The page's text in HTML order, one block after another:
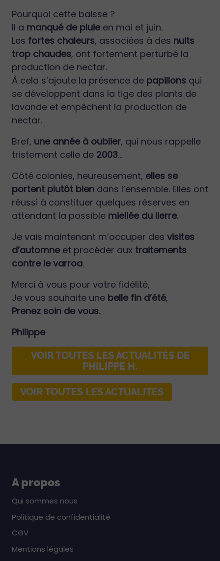
Pourquoi cette baisse ?
Il a manqué de pluieen mai et juin.
Les fortes chaleurs, associées à des nuits
trop chaudes, ont fortement perturbé la
production de nectar.
À cela s’ajoute la présence de papillons qui
se développent dans la tige des plants de
lavande et empêchent la production de
nectar.
Bref, une année à oublier, qui nous rappelle
tristement celle de 2003…
Côté colonies, heureusement, elles se
portent plutôt bien dans l’ensemble. Elles ont
réussi à constituer quelques réserves en
attendant la possible miellée du lierre.
Je vais maintenant m’occuper des visites
d’automneet procéder aux traitements
contre le varroa.
Merci à vous pour votre fidélité,
Je vous souhaite une belle fin d’été,
Prenez soin de vous.
Philippe
VOIR TOUTES LES ACTUALITÉS DE
PHILIPPE H.
VOIR TOUTES LES ACTUALITÉS
A propos
Qui sommes nous
Politique de confidentialité
CGV
Mentions légales